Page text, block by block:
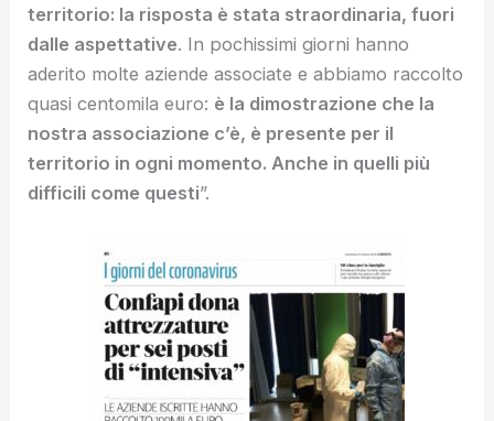
territorio: la risposta è stata straordinaria, fuori
dalle aspettative. In pochissimi giorni hanno
aderito molte aziende associate e abbiamo raccolto
quasi centomila euro: è la dimostrazione che la
nostra associazione c’è, è presente per il
territorio in ogni momento. Anche in quelli più
difficili come questi”.